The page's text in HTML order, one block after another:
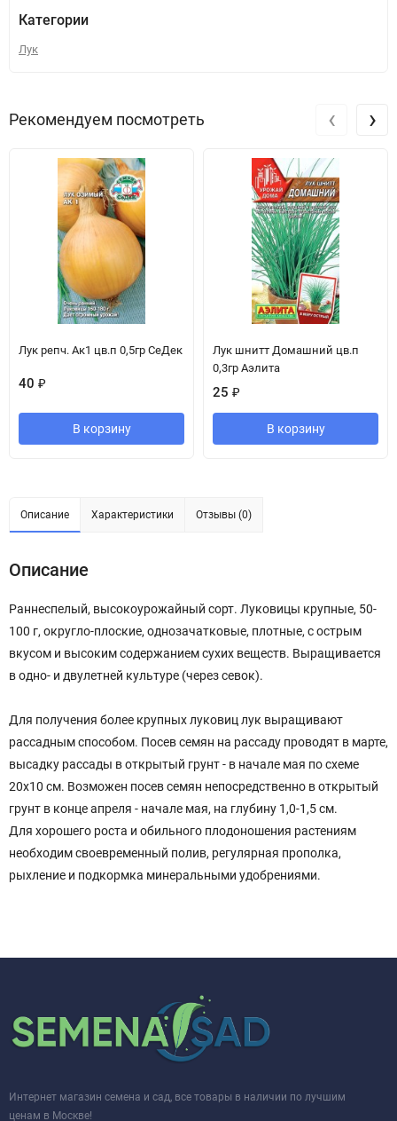
Категории
Лук
Рекомендуем посмотреть
Лук репч. Ак1 цв.п 0,5гр СеДек
40 ₽
В корзину
Лук шнитт Домашний цв.п
0,3гр Аэлита
25 ₽
В корзину
‹ ›
Описание Характеристики Отзывы (0)
Описание
Раннеспелый, высокоурожайный сорт. Луковицы крупные, 50-
100 г, округло-плоские, однозачатковые, плотные, с острым
вкусом и высоким содержанием сухих веществ. Выращивается
в одно- и двулетней культуре (через севок).
Для получения более крупных луковиц лук выращивают
рассадным способом. Посев семян на рассаду проводят в марте,
высадку рассады в открытый грунт - в начале мая по схеме
20x10 см. Возможен посев семян непосредственно в открытый
грунт в конце апреля - начале мая, на глубину 1,0-1,5 см.
Для хорошего роста и обильного плодоношения растениям
необходим своевременный полив, регулярная прополка,
рыхление и подкормка минеральными удобрениями.
Интернет магазин семена и сад, все товары в наличии по лучшим
ценам в Москве!